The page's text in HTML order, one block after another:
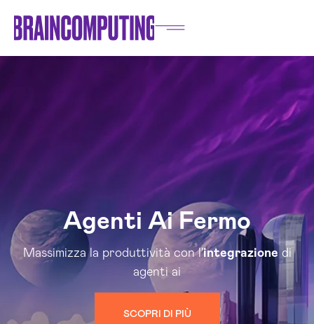
Agenti Ai Fermo
Massimizza la produttività con l'integrazione di
agenti ai
SCOPRI DI PIÙ